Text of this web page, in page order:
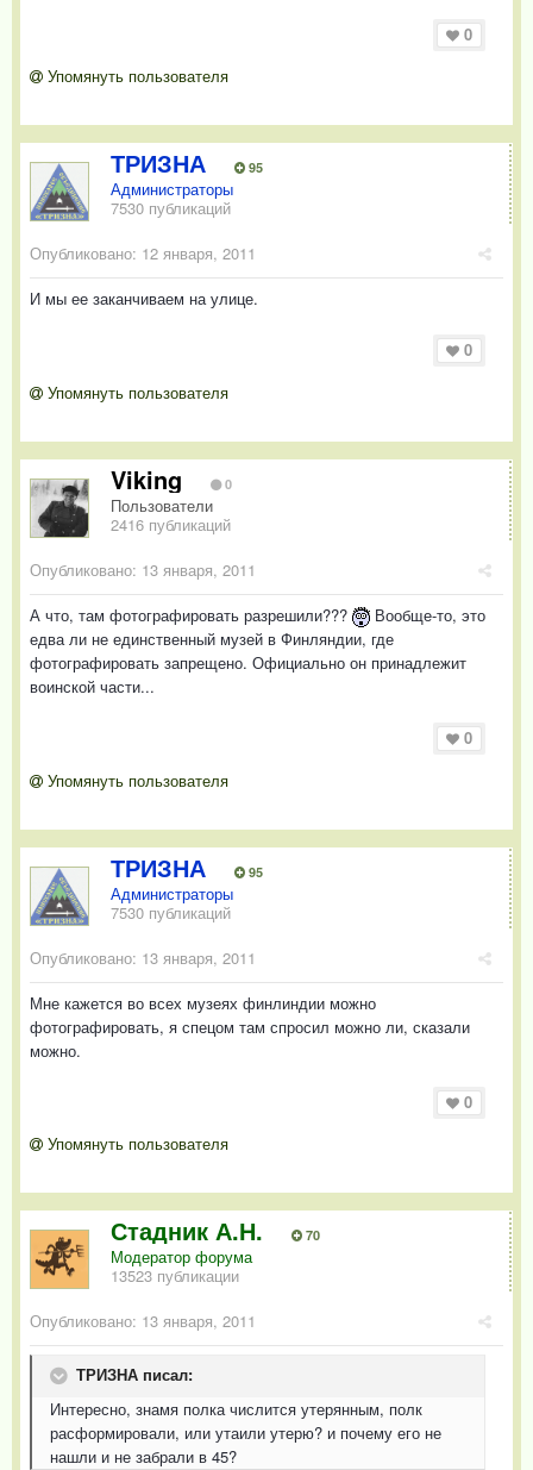
0
Упомянуть пользователя
ТРИЗНА 95
Администраторы
7530 публикаций
Опубликовано: 12 января, 2011
И мы ее заканчиваем на улице.
0
Упомянуть пользователя
Viking 0
Пользователи
2416 публикаций
Опубликовано: 13 января, 2011
А что, там фотографировать разрешили???
Вообще-то, это
едва ли не единственный музей в Финляндии, где
фотографировать запрещено. Официально он принадлежит
воинской части...
0
Упомянуть пользователя
ТРИЗНА 95
Администраторы
7530 публикаций
Опубликовано: 13 января, 2011
Мне кажется во всех музеях финлиндии можно
фотографировать, я спецом там спросил можно ли, сказали
можно.
0
Упомянуть пользователя
Стадник А.Н. 70
Модератор форума
13523 публикации
Опубликовано: 13 января, 2011
ТРИЗНА писал:
Интересно, знамя полка числится утерянным, полк
расформировали, или утаили утерю? и почему его не
нашли и не забрали в 45?